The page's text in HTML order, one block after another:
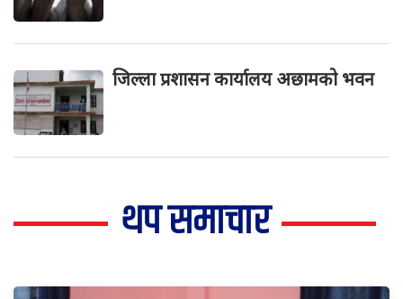
जिल्ला प्रशासन कार्यालय अछामको भवन
थप समाचार